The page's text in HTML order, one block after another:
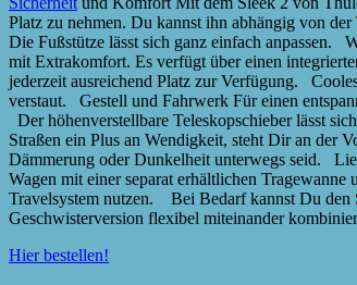
Platz zu nehmen. Du kannst ihn abhängig von
Die Fußstütze lässt sich ganz einfach anpassen.
mit Extrakomfort. Es verfügt über einen
jederzeit ausreichend Platz zur Verfügung.
verstaut. Gestell und Fahrwerk Für einen
Der höhenverstellbare Teleskopschieber lässt
Straßen ein Plus an Wendigkeit, steht Dir an der
Dämmerung oder Dunkelheit unterwegs seid.
Wagen mit einer separat erhältlichen
Travelsystem nutzen. Bei Bedarf kannst Du den
Geschwisterversion flexibel miteinander
Hier bestellen!